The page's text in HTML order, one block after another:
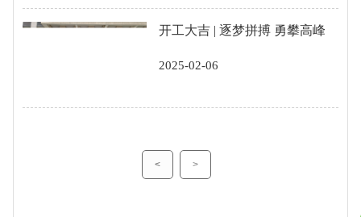
开工大吉 | 逐梦拼搏 勇攀高峰
2025-02-06
< >